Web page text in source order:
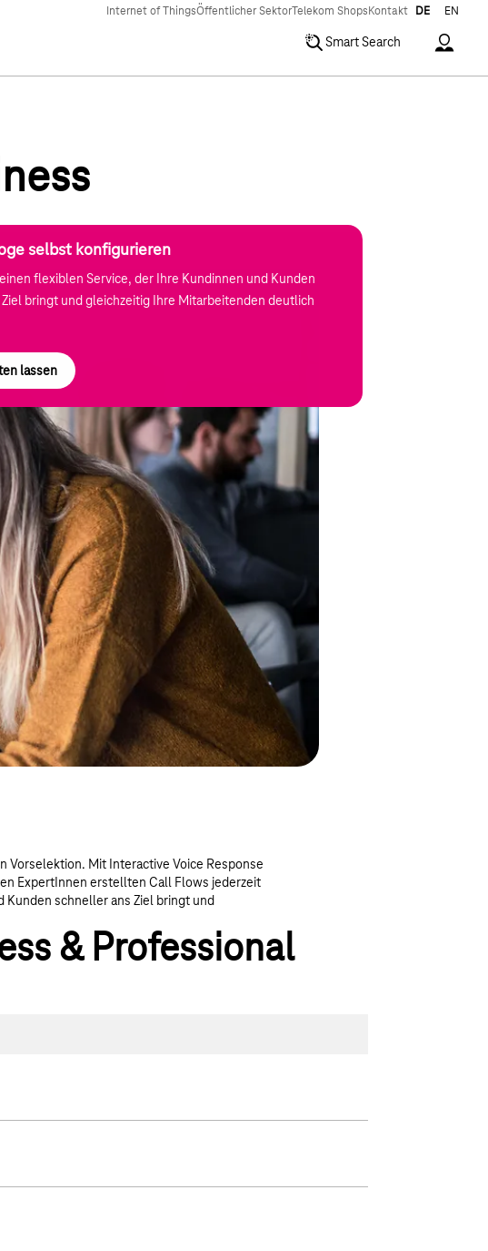
Internet of ThingsÖffentlicher SektorTelekom Shops Kontakt DE EN
Smart Search
selbst konfigurieren
flexiblen Service, der Ihre Kundinnen und Kunden
bringt und gleichzeitig Ihre Mitarbeitenden deutlich
lassen
Mit Interactive Voice Response
ExpertInnen erstellten Call Flows jederzeit
Kunden schneller ans Ziel bringt und
& Professional